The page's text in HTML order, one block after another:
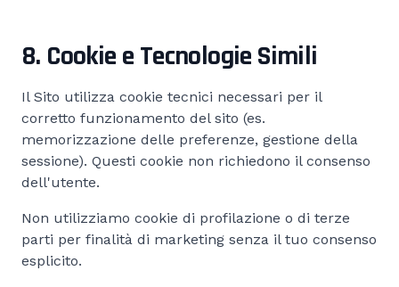
8. Cookie e Tecnologie Simili
Il Sito utilizza cookie tecnici necessari per il
corretto funzionamento del sito (es.
memorizzazione delle preferenze, gestione della
sessione). Questi cookie non richiedono il consenso
dell'utente.
Non utilizziamo cookie di profilazione o di terze
parti per finalità di marketing senza il tuo consenso
esplicito.